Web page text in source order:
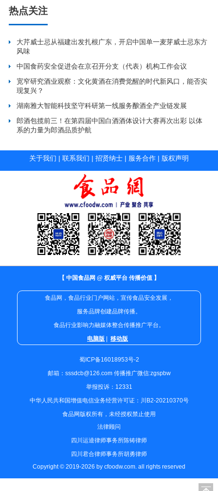
热点关注
大芹威士忌从福建出发扎根广东，开启中国单一麦芽威士忌东方
风味
中国食药安全促进会在京召开分支（代表）机构工作会议
宽窄研究酒业观察：文化黄酒在消费觉醒的时代新风口，能否实
现复兴？
湖南雅大智能科技坚守科研第一线服务酿酒全产业链发展
郎酒包揽前三！在第四届中国白酒酒体设计大赛再次出彩 以体
系的力量为郎酒品质护航
关于我们 | 联系我们 | 招贤纳士 | 服务合作 | 版权声明
【 中国食品网 @ 权威平台 传播价值 】
食品网，食品行业门户网站，宣传食品安全发展，
服务品牌创建品牌传播。
食品行业影响力融媒体整合传播推广平台。
电脑版 | 移动版
蜀ICP备16018953号-2
邮箱：sssdcb@126.com 传播推广微信:zgspbw
举报投诉：12331
中华人民共和国增值电信业务经营许可证：川B2-20210370号
食品网版权所有，未经授权禁止使用
法律顾问
四川运逵律师事务所陈铸律师
四川君合律师事务所胡勇律师
Copyright © 2019-2026 by cfoodw.com. all rights reserved